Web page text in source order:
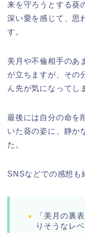
来を守ろうとする葵
深い愛を感じて、思
す。
美月や不倫相手のあ
が立ちますが、その
ん先が気になってし
最後には自分の命を
いた葵の姿に、静か
た。
SNSなどでの感想も
「美月の裏
りそうなレ